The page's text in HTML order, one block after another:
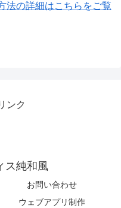
法の詳細はこちらをご覧
ンク
ス純和風
お問い合わせ
ウェブアプリ制作